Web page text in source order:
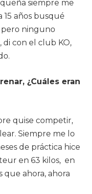
siempre me
años busqué
ninguno
con el club KO,
¿Cuáles eran
quise competir,
Siempre me lo
de práctica hice
en 63 kilos, en
que ahora, ahora